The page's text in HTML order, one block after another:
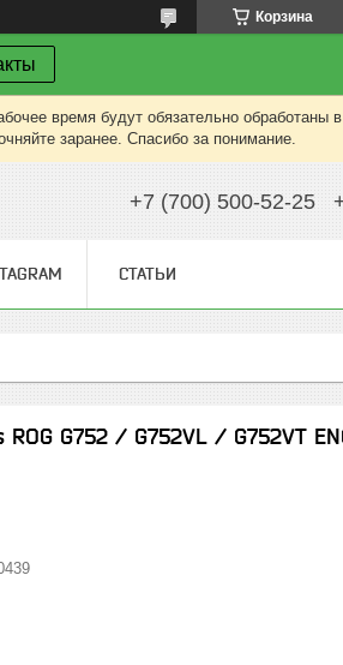
Корзина
время будут обязательно обработаны
заранее. Спасибо за понимание.
+7 (700) 500-52-25
СТАТЬИ
G752 / G752VL / G752VT